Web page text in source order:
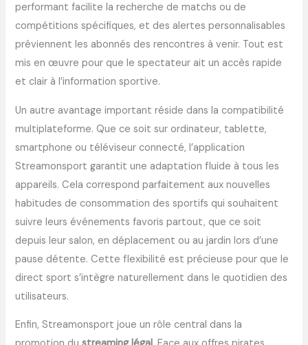
performant facilite la recherche de matchs ou de
compétitions spécifiques, et des alertes personnalisables
préviennent les abonnés des rencontres à venir. Tout est
mis en œuvre pour que le spectateur ait un accès rapide
et clair à l’information sportive.
Un autre avantage important réside dans la compatibilité
multiplateforme. Que ce soit sur ordinateur, tablette,
smartphone ou téléviseur connecté, l’application
Streamonsport garantit une adaptation fluide à tous les
appareils. Cela correspond parfaitement aux nouvelles
habitudes de consommation des sportifs qui souhaitent
suivre leurs événements favoris partout, que ce soit
depuis leur salon, en déplacement ou au jardin lors d’une
pause détente. Cette flexibilité est précieuse pour que le
direct sport s’intègre naturellement dans le quotidien des
utilisateurs.
Enfin, Streamonsport joue un rôle central dans la